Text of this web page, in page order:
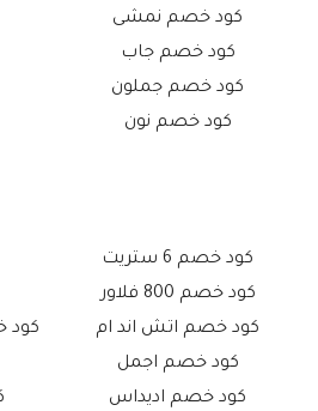
كود خصم نمشى
كود خصم جاب
كود خصم جملون
كود خصم نون
كود خصم 6 ستريت
كود خصم 800 فلاور
كود خصم اتش اند ام
كود خصم اجمل
كود خصم اديداس
كود